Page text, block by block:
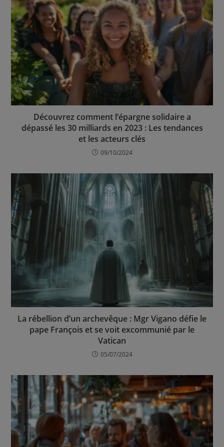
Découvrez comment l’épargne solidaire a
dépassé les 30 milliards en 2023 : Les tendances
et les acteurs clés
09/10/2024
La rébellion d’un archevêque : Mgr Vigano défie le
pape François et se voit excommunié par le
Vatican
05/07/2024